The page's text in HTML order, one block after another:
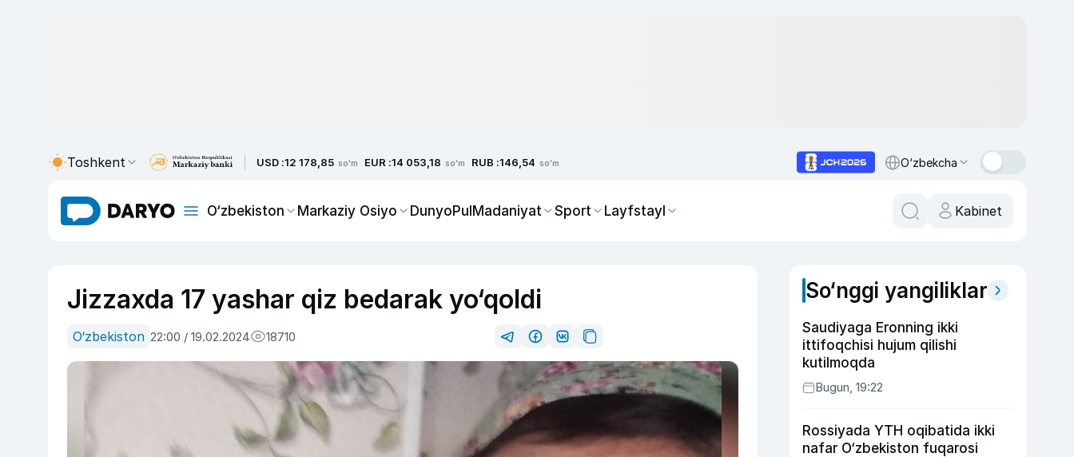
Toshkent USD :12 178,85 so'm EUR :14 053,18 so'm RUB :146,54 so'm O‘zbekcha
O‘zbekiston Markaziy Osiyo DunyoPulMadaniyat Sport Layfstayl Kabinet
Jizzaxda 17 yashar qiz bedarak yo‘qoldi
O‘zbekiston 22:00 / 19.02.2024 18710
So‘nggi yangiliklar
Saudiyaga Eronning ikki
ittifoqchisi hujum qilishi
kutilmoqda
Bugun, 19:22
Rossiyada YTH oqibatida ikki
nafar O‘zbekiston fuqarosi